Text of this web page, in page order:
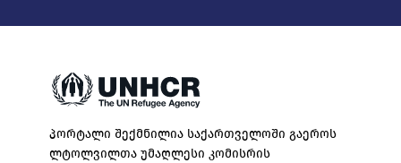
პორტალი შექმნილია საქართველოში გაეროს
ლტოლვილთა უმაღლესი კომისრის